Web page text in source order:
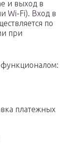
и выход в
Wi-Fi). Вход в
по
при
платежных